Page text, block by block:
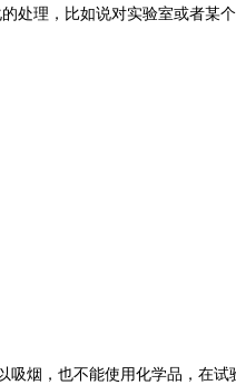
处理，比如说对实验室或者某
吸烟，也不能使用化学品，在试